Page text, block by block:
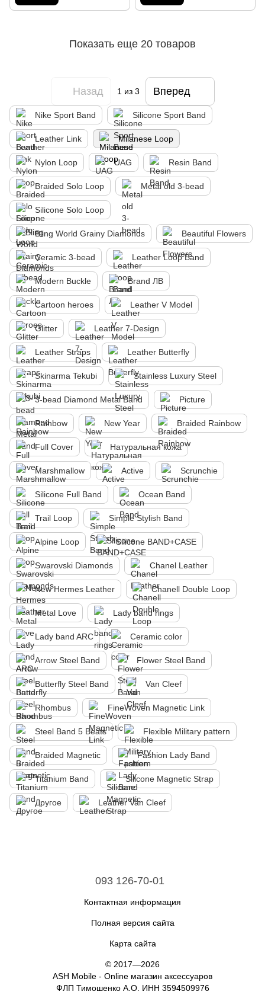
Показать еще 20 товаров
Назад 1из 3 Вперед
Nike Sport Band Silicone Sport Band
Leather Link Milanese Loop
Nylon Loop UAG Resin Band
Braided Solo Loop Metal old 3-bead
Silicone Solo Loop
Bling World Grainy Diamonds Beautiful Flowers
Ceramic 3-bead Leather Loop Band
Modern Buckle Brand ЛВ
Cartoon heroes Leather V Model
Glitter Leather 7-Design
Leather Straps Leather Butterfly
Skinarma Tekubi Stainless Luxury Steel
3-bead Diamond Metal Band Picture
Rainbow New Year Braided Rainbow
Full Cover Натуральная кожа
Marshmallow Active Scrunchie
Silicone Full Band Ocean Band
Trail Loop Simple Stylish Band
Alpine Loop Silicone BAND+CASE
Swarovski Diamonds Chanel Leather
New Hermes Leather Chanell Double Loop
Metal Love Lady band rings
Lady band ARC Ceramic color
Arrow Steel Band Flower Steel Band
Butterfly Steel Band Van Cleef
Rhombus FineWoven Magnetic Link
Steel Band 5 Beats Flexible Military pattern
Braided Magnetic Fashion Lady Band
Titanium Band Silicone Magnetic Strap
Другое Leather Van Cleef
093 126-70-01
Контактная информация
Полная версия сайта
Карта сайта
© 2017—2026
ASH Mobile - Online магазин аксессуаров
ФЛП Тимошенко А.О. ИНН 3594509976